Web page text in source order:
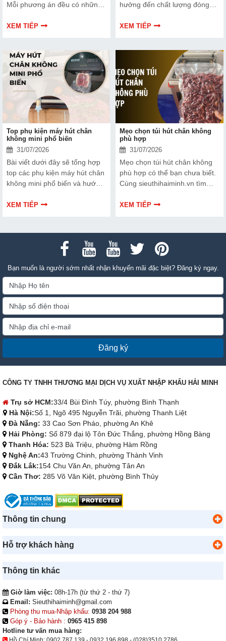
Mỗi phương án đều có những
cùng tìm hiểu để đưa ra quyết
XEM TIẾP
hưởng đến chất lượng đóng
Bài viết dưới đây sẽ giúp bạn
XEM TIẾP
Top phụ kiện máy hút chân
không mini phổ biến
31/07/2026
Bài viết dưới đây sẽ tổng hợp
top các phụ kiện máy hút chân
không mini phổ biến và hướng
chuẩn kỹ thuật ngay tại nhà.
XEM TIẾP
Mẹo chọn túi hút chân không
phù hợp
31/07/2026
Mẹo chọn túi hút chân không
phù hợp có thể bạn chưa biết.
Cùng sieuthihaiminh.vn tìm
thông tin bài viết dưới đây nhé!
XEM TIẾP
Bạn muốn là người sớm nhất nhận khuyến mãi đặc biệt? Đăng ký ngay.
Đăng ký
CÔNG TY TNHH THƯƠNG MẠI DỊCH VỤ XUẤT NHẬP KHẨU HẢI MINH
Trụ sở HCM:33/4 Bùi Đình Túy, phường Bình Thạnh
Hà Nội:Số 1, Ngõ 495 Nguyễn Trãi, phường Thanh Liệt
Đà Nẵng: 33 Cao Sơn Pháo, phường An Khê
Hải Phòng: Số 879 đại lộ Tôn Đức Thắng, phường Hồng Bàng
Thanh Hóa: 523 Bà Triệu, phường Hàm Rồng
Nghệ An:43 Trường Chinh, phường Thành Vinh
Đắk Lắk:154 Chu Văn An, phường Tân An
Cần Thơ: 285 Võ Văn Kiệt, phường Bình Thủy
Thông tin chung
Hỗ trợ khách hàng
Thông tin khác
Giờ làm việc: 08h-17h (từ thứ 2 - thứ 7)
Email: Sieuthihaiminh@gmail.com
Phòng thu mua-Nhập khẩu: 0938 204 988
Góp ý - Bảo hành : 0965 415 898
Hotline tư vấn mua hàng: